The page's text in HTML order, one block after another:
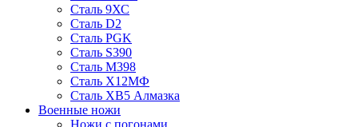
Сталь 9ХС
Сталь D2
Сталь PGK
Сталь S390
Сталь M398
Сталь Х12МФ
Сталь ХВ5 Алмазка
Военные ножи